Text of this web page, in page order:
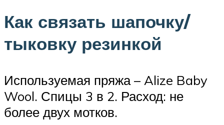
Как связать шапочку/
тыковку резинкой
Используемая пряжа – Alize Baby
Wool. Спицы 3 в 2. Расход: не
более двух мотков.